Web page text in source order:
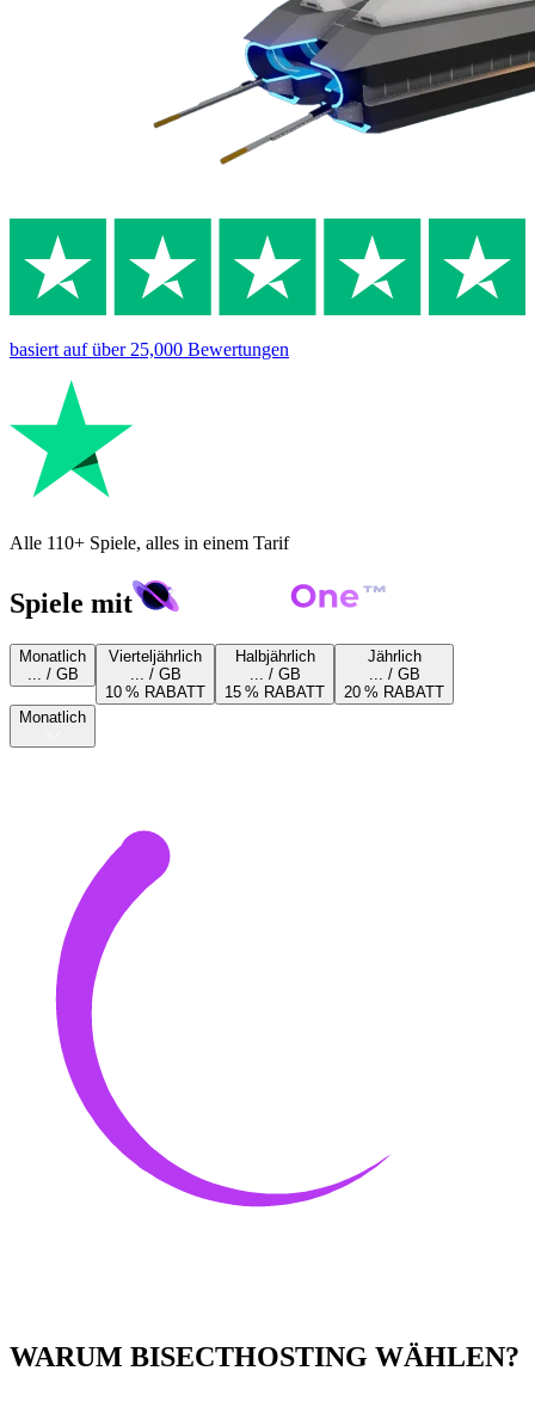
basiert aufüber 25,000 Bewertungen
Alle 110+ Spiele, alles in einem Tarif
Spiele mit
Monatlich
... / GB
Vierteljährlich
... / GB
10 % RABATT
Halbjährlich
... / GB
15 % RABATT
Jährlich
... / GB
20 % RABATT
Monatlich
WARUM BISECTHOSTING WÄHLEN?